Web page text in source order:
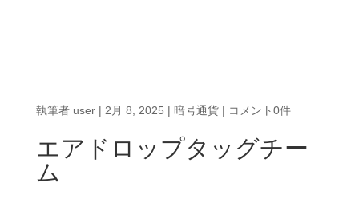
執筆者 user| 2月 8, 2025 | 暗号通貨| コメント0件
エアドロップタッグチー
ム